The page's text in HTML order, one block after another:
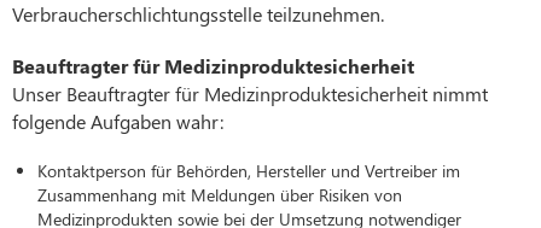
Verbraucherschlichtungsstelle teilzunehmen.
Beauftragter für Medizinproduktesicherheit
Unser Beauftragter für Medizinproduktesicherheit nimmt
folgende Aufgaben wahr:
Kontaktperson für Behörden, Hersteller und Vertreiber im
Zusammenhang mit Meldungen über Risiken von
Medizinprodukten sowie bei der Umsetzung notwendiger